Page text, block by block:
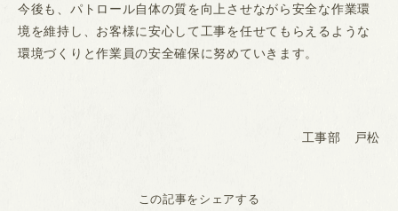
今後も、パトロール自体の質を向上させながら安全な作業環
境を維持し、お客様に安心して工事を任せてもらえるような
環境づくりと作業員の安全確保に努めていきます。
工事部 戸松
この記事をシェアする